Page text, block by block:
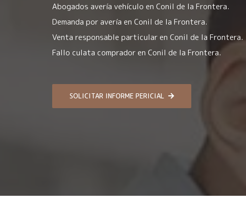
Abogados avería vehículo en Conil de la Frontera.
Demanda por avería en Conil de la Frontera.
Venta responsable particular en Conil de la Frontera.
Fallo culata comprador en Conil de la Frontera.
SOLICITAR INFORME PERICIAL